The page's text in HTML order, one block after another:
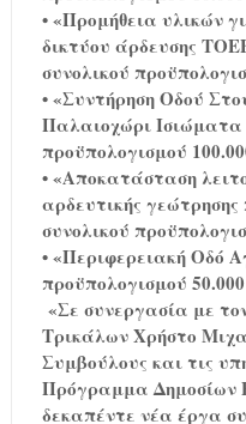
•«Προμήθεια υλικών
δικτύου άρδευσης
συνολικού
•«Συντήρηση Οδού
Παλαιοχώρι Ισιώματα
προϋπολογισμού
•«Αποκατάσταση
αρδευτικής
συνολικού
•«Περιφερειακή Οδό
προϋπολογισμού
«Σε συνεργασία με
Τρικάλων Χρήστο
Συμβούλους και τις
Πρόγραμμα Δημοσίων
δεκαπέντε νέα έργα